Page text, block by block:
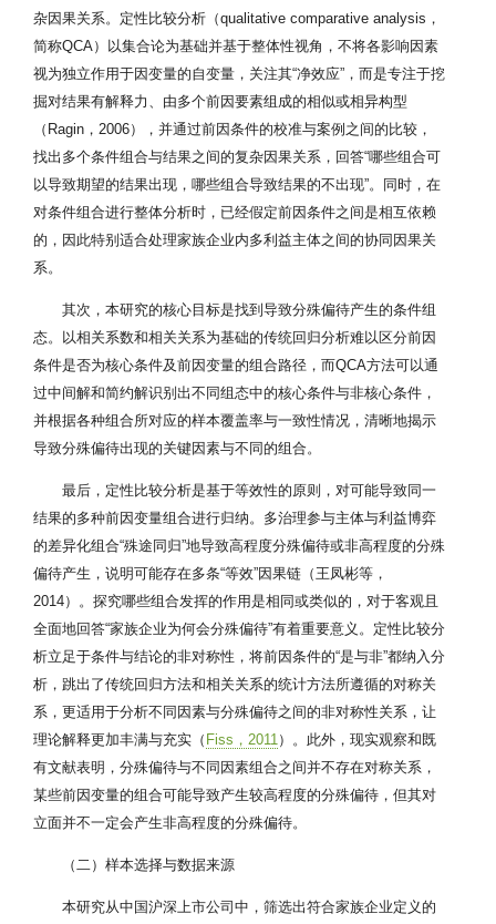
杂因果关系。定性比较分析（qualitative comparative analysis，
简称QCA）以集合论为基础并基于整体性视角，不将各影响因素
视为独立作用于因变量的自变量，关注其“净效应”，而是专注于挖
掘对结果有解释力、由多个前因要素组成的相似或相异构型
（Ragin，2006），并通过前因条件的校准与案例之间的比较，
找出多个条件组合与结果之间的复杂因果关系，回答“哪些组合可
以导致期望的结果出现，哪些组合导致结果的不出现”。同时，在
对条件组合进行整体分析时，已经假定前因条件之间是相互依赖
的，因此特别适合处理家族企业内多利益主体之间的协同因果关
系。
其次，本研究的核心目标是找到导致分殊偏待产生的条件组
态。以相关系数和相关关系为基础的传统回归分析难以区分前因
条件是否为核心条件及前因变量的组合路径，而QCA方法可以通
过中间解和简约解识别出不同组态中的核心条件与非核心条件，
并根据各种组合所对应的样本覆盖率与一致性情况，清晰地揭示
导致分殊偏待出现的关键因素与不同的组合。
最后，定性比较分析是基于等效性的原则，对可能导致同一
结果的多种前因变量组合进行归纳。多治理参与主体与利益博弈
的差异化组合“殊途同归”地导致高程度分殊偏待或非高程度的分殊
偏待产生，说明可能存在多条“等效”因果链（王凤彬等，
2014）。探究哪些组合发挥的作用是相同或类似的，对于客观且
全面地回答“家族企业为何会分殊偏待”有着重要意义。定性比较分
析立足于条件与结论的非对称性，将前因条件的“是与非”都纳入分
析，跳出了传统回归方法和相关关系的统计方法所遵循的对称关
系，更适用于分析不同因素与分殊偏待之间的非对称性关系，让
理论解释更加丰满与充实（ Fiss，2011 ）。此外，现实观察和既
有文献表明，分殊偏待与不同因素组合之间并不存在对称关系，
某些前因变量的组合可能导致产生较高程度的分殊偏待，但其对
立面并不一定会产生非高程度的分殊偏待。
（二）样本选择与数据来源
本研究从中国沪深上市公司中，筛选出符合家族企业定义的